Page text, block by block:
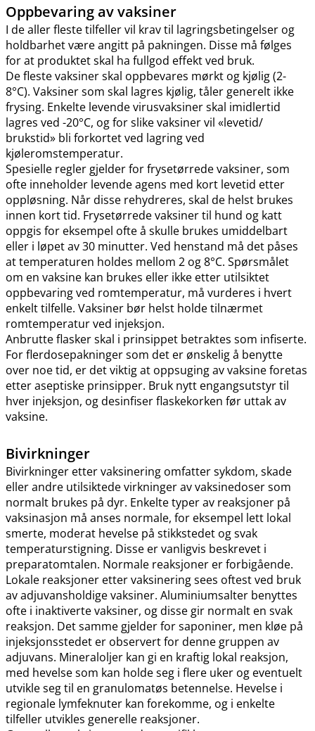
Oppbevaring av vaksiner
I de aller fleste tilfeller vil krav til lagringsbetingelser og
holdbarhet være angitt på pakningen. Disse må følges
for at produktet skal ha fullgod effekt ved bruk.
De fleste vaksiner skal oppbevares mørkt og kjølig (2-
8°C). Vaksiner som skal lagres kjølig, tåler generelt ikke
frysing. Enkelte levende virusvaksiner skal imidlertid
lagres ved -20°C, og for slike vaksiner vil «levetid​/​
brukstid» bli forkortet ved lagring ved
kjøleromstemperatur.
Spesielle regler gjelder for frysetørrede vaksiner, som
ofte inneholder levende agens med kort levetid etter
oppløsning. Når disse rehydreres, skal de helst brukes
innen kort tid. Frysetørrede vaksiner til hund og katt
oppgis for eksempel ofte å skulle brukes umiddelbart
eller i løpet av 30 minutter. Ved henstand må det påses
at temperaturen holdes mellom 2 og 8°C. Spørsmålet
om en vaksine kan brukes eller ikke etter utilsiktet
oppbevaring ved romtemperatur, må vurderes i hvert
enkelt tilfelle. Vaksiner bør helst holde tilnærmet
romtemperatur ved injeksjon.
Anbrutte flasker skal i prinsippet betraktes som infiserte.
For flerdosepakninger som det er ønskelig å benytte
over noe tid, er det viktig at oppsuging av vaksine foretas
etter aseptiske prinsipper. Bruk nytt engangsutstyr til
hver injeksjon, og desinfiser flaskekorken før uttak av
vaksine.
Bivirkninger
Bivirkninger etter vaksinering omfatter sykdom, skade
eller andre utilsiktede virkninger av vaksinedoser som
normalt brukes på dyr. Enkelte typer av reaksjoner på
vaksinasjon må anses normale, for eksempel lett lokal
smerte, moderat hevelse på stikkstedet og svak
temperaturstigning. Disse er vanligvis beskrevet i
preparatomtalen. Normale reaksjoner er forbigående.
Lokale reaksjoner etter vaksinering sees oftest ved bruk
av adjuvansholdige vaksiner. Aluminiumsalter benyttes
ofte i inaktiverte vaksiner, og disse gir normalt en svak
reaksjon. Det samme gjelder for saponiner, men kløe på
injeksjonsstedet er observert for denne gruppen av
adjuvans. Mineraloljer kan gi en kraftig lokal reaksjon,
med hevelse som kan holde seg i flere uker og eventuelt
utvikle seg til en granulomatøs betennelse. Hevelse i
regionale lymfeknuter kan forekomme, og i enkelte
tilfeller utvikles generelle reaksjoner.